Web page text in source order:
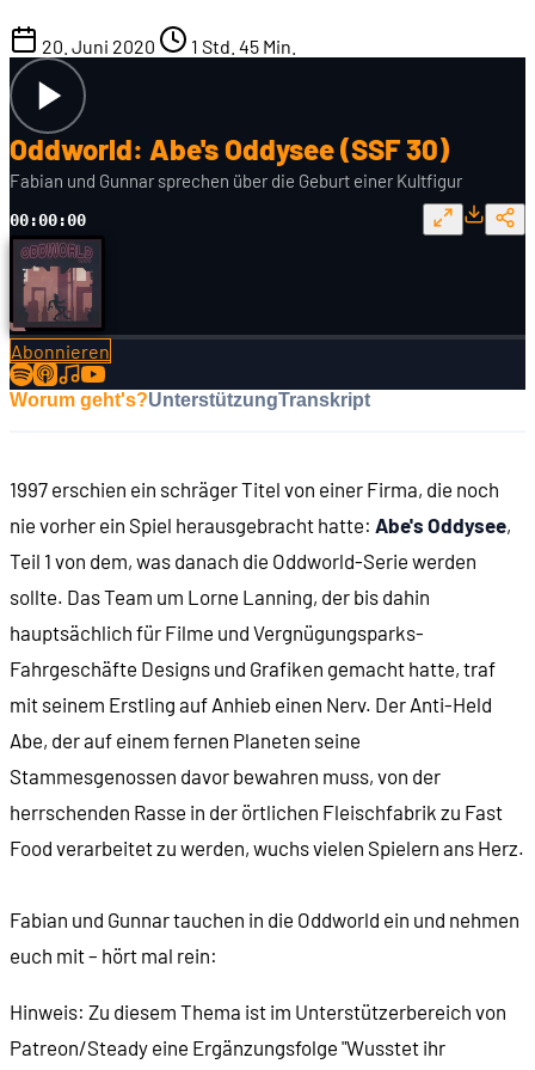
20. Juni 2020 1 Std. 45 Min.
Oddworld: Abe's Oddysee (SSF 30)
Fabian und Gunnar sprechen über die Geburt einer Kultfigur
00:00:00
Abonnieren
Worum geht's?UnterstützungTranskript
1997 erschien ein schräger Titel von einer Firma, die noch
nie vorher ein Spiel herausgebracht hatte: Abe's Oddysee,
Teil 1 von dem, was danach die Oddworld-Serie werden
sollte. Das Team um Lorne Lanning, der bis dahin
hauptsächlich für Filme und Vergnügungsparks-
Fahrgeschäfte Designs und Grafiken gemacht hatte, traf
mit seinem Erstling auf Anhieb einen Nerv. Der Anti-Held
Abe, der auf einem fernen Planeten seine
Stammesgenossen davor bewahren muss, von der
herrschenden Rasse in der örtlichen Fleischfabrik zu Fast
Food verarbeitet zu werden, wuchs vielen Spielern ans Herz.
Fabian und Gunnar tauchen in die Oddworld ein und nehmen
euch mit – hört mal rein:
Hinweis: Zu diesem Thema ist im Unterstützerbereich von
Patreon/Steady eine Ergänzungsfolge "Wusstet ihr